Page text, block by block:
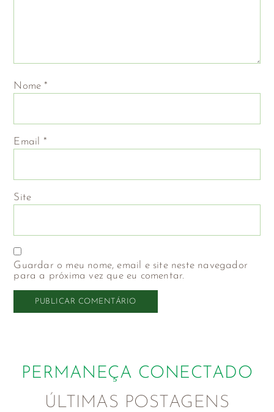
Nome*
Email *
Site
Guardar o meu nome, email e site neste navegador
para a próxima vez que eu comentar.
PERMANEÇA CONECTADO
ÚLTIMAS POSTAGENS